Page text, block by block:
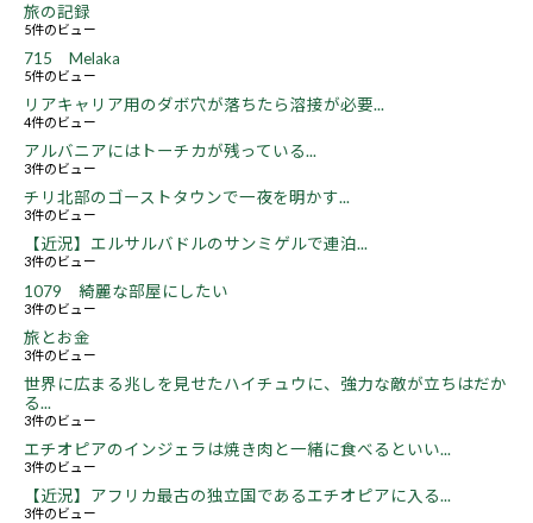
旅の記録
5件のビュー
715 Melaka
5件のビュー
リアキャリア用のダボ穴が落ちたら溶接が必要...
4件のビュー
アルバニアにはトーチカが残っている...
3件のビュー
チリ北部のゴーストタウンで一夜を明かす...
3件のビュー
【近況】エルサルバドルのサンミゲルで連泊...
3件のビュー
1079 綺麗な部屋にしたい
3件のビュー
旅とお金
3件のビュー
世界に広まる兆しを見せたハイチュウに、強力な敵が立ちはだか
る...
3件のビュー
エチオピアのインジェラは焼き肉と一緒に食べるといい...
3件のビュー
【近況】アフリカ最古の独立国であるエチオピアに入る...
3件のビュー